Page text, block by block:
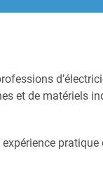
et de matériels